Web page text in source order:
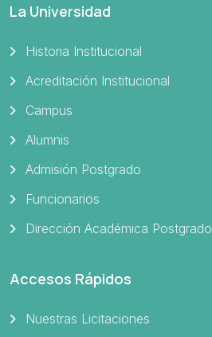
La Universidad
Historia Institucional
Acreditación Institucional
Campus
Alumnis
Admisión Postgrado
Funcionarios
Dirección Académica Postgrado
Accesos Rápidos
Nuestras Licitaciones